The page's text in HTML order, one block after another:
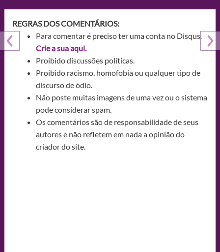
REGRAS DOS COMENTÁRIOS:
Para comentar é preciso ter uma conta no Disqus.
Crie a sua aqui.
Proibido discussões políticas.
Proibido racismo, homofobia ou qualquer tipo de
discurso de ódio.
Não poste muitas imagens de uma vez ou o sistema
pode considerar spam.
Os comentários são de responsabilidade de seus
autores e não refletem em nada a opinião do
criador do site.